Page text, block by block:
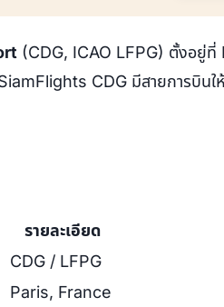
(CDG, ICAO LFPG) ตั้งอยู่
CDG มีสายการบินใ
รายละเอียด
CDG / LFPG
Paris, France